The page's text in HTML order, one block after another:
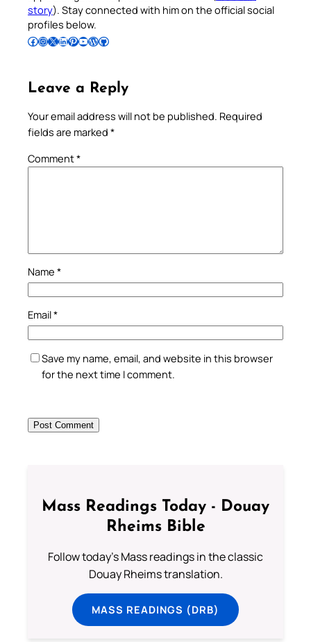
story). Stay connected with him on the official social
profiles below.
Follow Pradeep on Facebook Follow Pradeep on InstagramFollow Pradeep on X Follow Pradeep on LinkedIn Follow Pradeep on Pinterest Subscribe to Pradeep’s Youtube Channel Follow Pradeep on WordPress Follow Pradeep on GitHub
Leave a Reply
Your email address will not be published. Required
fields are marked *
Comment*
Name *
Email*
Save my name, email, and website in this browser
for the next time I comment.
Mass Readings Today - Douay
Rheims Bible
Follow today's Mass readings in the classic
Douay Rheims translation.
MASS READINGS (DRB)